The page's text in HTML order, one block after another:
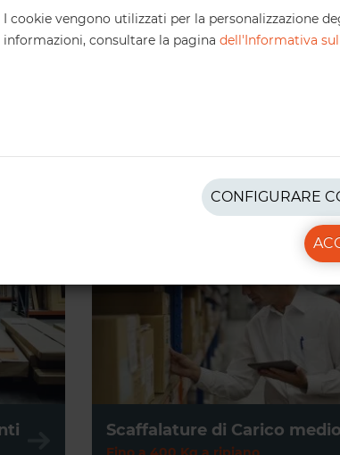
per immagazzinare ogni tipo di carico: dal più
di gestione molto versatili, con un'ampia
di lavoro in magazzino.
con e senza viti,
sia per carico che per utilizzo.
Scaffalature di Carico medio
Importi superiori:contattaci
personalizzata.
I cookie vengono utilizzati per la personalizzazione
informazioni, consultare la pagina dell'Informativa
CONFIGURARE